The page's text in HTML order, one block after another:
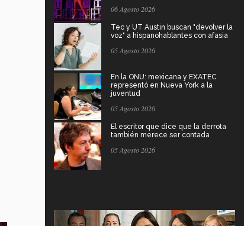
06 Agosto 2026
Tec y UT Austin buscan "devolver la
voz" a hispanohablantes con afasia
05 Agosto 2026
En la ONU: mexicana y EXATEC
representó en Nueva York a la
juventud
05 Agosto 2026
El escritor que dice que la derrota
también merece ser contada
05 Agosto 2026